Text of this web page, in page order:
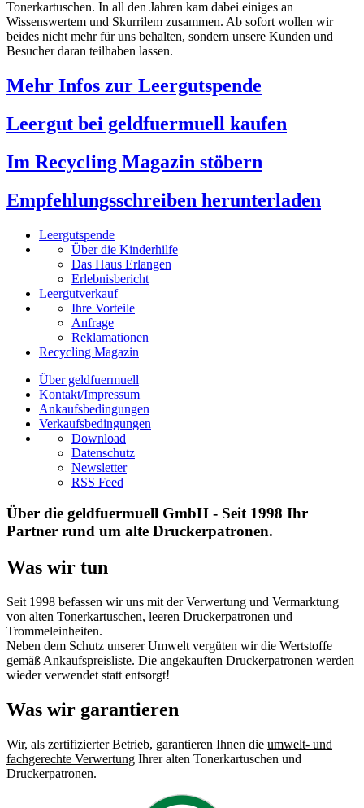
Tonerkartuschen. In all den Jahren kam dabei einiges an
Wissenswertem und Skurrilem zusammen. Ab sofort wollen wir
beides nicht mehr für uns behalten, sondern unsere Kunden und
Besucher daran teilhaben lassen.
Mehr Infos zur Leergutspende
Leergut bei geldfuermuell kaufen
Im Recycling Magazin stöbern
Empfehlungsschreiben herunterladen
Leergutspende
Über die Kinderhilfe
Das Haus Erlangen
Erlebnisbericht
Leergutverkauf
Ihre Vorteile
Anfrage
Reklamationen
Recycling Magazin
Über geldfuermuell
Kontakt/Impressum
Ankaufsbedingungen
Verkaufsbedingungen
Download
Datenschutz
Newsletter
RSS Feed
Über die geldfuermuell GmbH - Seit 1998 Ihr
Partner rund um alte Druckerpatronen.
Was wir tun
Seit 1998 befassen wir uns mit der Verwertung und Vermarktung
von alten Tonerkartuschen, leeren Druckerpatronen und
Trommeleinheiten.
Neben dem Schutz unserer Umwelt vergüten wir die Wertstoffe
gemäß Ankaufspreisliste. Die angekauften Druckerpatronen werden
wieder verwendet statt entsorgt!
Was wir garantieren
Wir, als zertifizierter Betrieb, garantieren Ihnen die umwelt- und
fachgerechte Verwertung Ihrer alten Tonerkartuschen und
Druckerpatronen.